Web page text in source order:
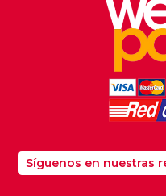
Síguenos en nuestras